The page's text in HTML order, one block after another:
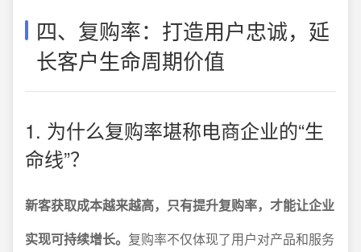
四、复购率：打造用户忠诚，延
长客户生命周期价值
1. 为什么复购率堪称电商企业的“生
命线”？
新客获取成本越来越高，只有提升复购率，才能让企业
实现可持续增长。 复购率不仅体现了用户对产品和服务